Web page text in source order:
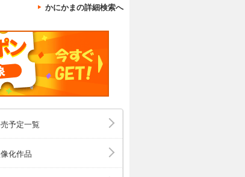
かにかまの詳細検索へ
予定一覧
化作品